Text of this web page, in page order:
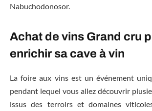
Nabuchodonosor.
Achat de vins Grand cru
enrichir sa cave à vin
La foire aux vins est un événement
pendant lequel vous allez découvrir
issus des terroirs et domaines